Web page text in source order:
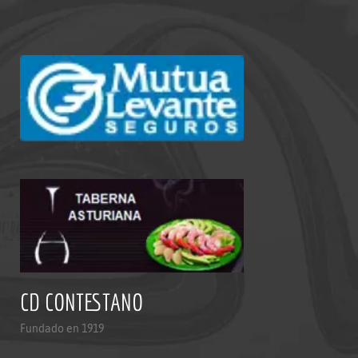
CD CONTESTANO
Fundado en 1919